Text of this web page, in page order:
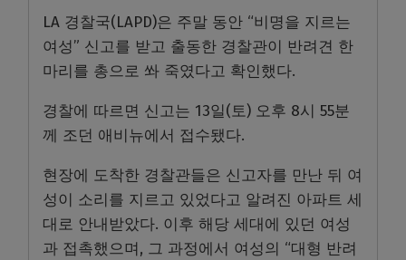
LA 경찰국(LAPD)은 주말 동안 “비명을 지르는
여성” 신고를 받고 출동한 경찰관이 반려견 한
마리를 총으로 쏴 죽였다고 확인했다.
경찰에 따르면 신고는 13일(토) 오후 8시 55분
께 조던 애비뉴에서 접수됐다.
현장에 도착한 경찰관들은 신고자를 만난 뒤 여
성이 소리를 지르고 있었다고 알려진 아파트 세
대로 안내받았다. 이후 해당 세대에 있던 여성
과 접촉했으며, 그 과정에서 여성의 “대형 반려